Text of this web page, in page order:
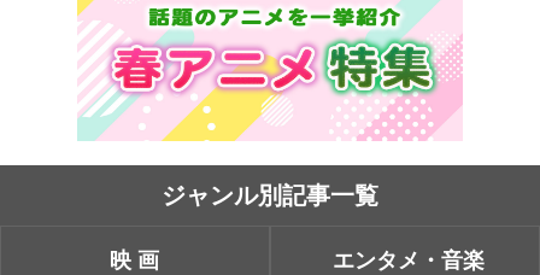
ジャンル別記事一覧
映画 エンタメ・音楽